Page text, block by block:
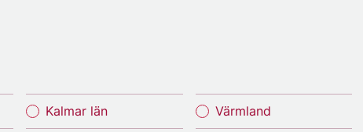
Kalmar län Värmland